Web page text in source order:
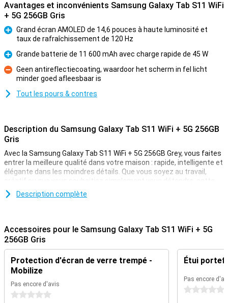
Avantages et inconvénients Samsung Galaxy Tab S11 WiFi
+ 5G 256GB Gris
Pour
Grand écran AMOLED de 14,6 pouces à haute luminosité et
taux de rafraîchissement de 120 Hz
Pour
Grande batterie de 11 600 mAh avec charge rapide de 45 W
Contre
Geen antireflectiecoating, waardoor het scherm in fel licht
minder goed afleesbaar is
Tout les pours & contres
Description du Samsung Galaxy Tab S11 WiFi + 5G 256GB
Gris
Avec la Samsung Galaxy Tab S11 WiFi + 5G 256GB Grey, vous faites
entrer la meilleure qualité dans votre maison : rapide, intelligente et
élégante dans les moindres détails. Que vous soyez au travail,
créatif ou que vous souhaitiez simplement vous détendre, cette
tablette vous offre tous les outils dont vous avez besoin pour tirer
le meilleur parti de votre journée. La technologie Galaxy AI vous
visuelle. Ajoutez à cela une batterie puissante qui dure facilement
une journée entière et un design élégant, léger et robuste, et vous
obtenez une tablette qui excelle sur tous les fronts. La Tab S11 est
rapide, pratique et totalement prête pour tout ce que vous
attendez d'une tablette.
Fonctionnalités Smart AI
La Galaxy Tab S11 est dotée de fonctions intelligentes
Description complète
Accessoires pour le Samsung Galaxy Tab S11 WiFi + 5G
256GB Gris
Protection d'écran de verre trempé -
Mobilize
Pas encore d'avis
0 étoiles
Étui
Pas encore
0 étoiles